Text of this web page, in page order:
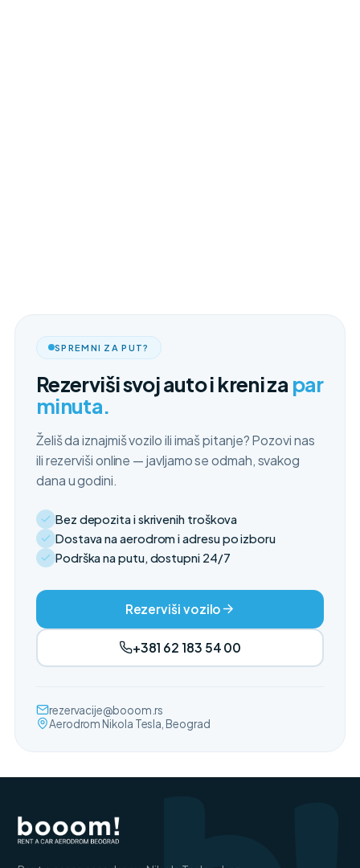
SPREMNI ZA PUT?
Rezerviši svoj auto i kreni za par
minuta.
Želiš da iznajmiš vozilo ili imaš pitanje? Pozovi nas
ili rezerviši online — javljamo se odmah, svakog
dana u godini.
Bez depozita i skrivenih troškova
Dostava na aerodrom i adresu po izboru
Podrška na putu, dostupni 24/7
Rezerviši vozilo
+381 62 183 54 00
rezervacije@booom.rs
Aerodrom Nikola Tesla, Beograd